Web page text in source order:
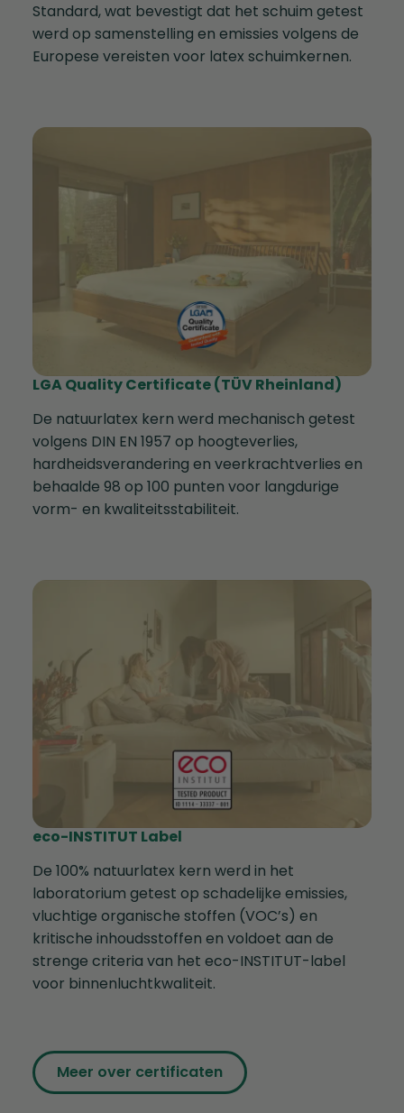
Standard, wat bevestigt dat het schuim getest
werd op samenstelling en emissies volgens de
Europese vereisten voor latex schuimkernen.
LGA Quality Certificate (TÜV Rheinland)
De natuurlatex kern werd mechanisch getest
volgens DIN EN 1957 op hoogteverlies,
hardheidsverandering en veerkrachtverlies en
behaalde 98 op 100 punten voor langdurige
vorm- en kwaliteitsstabiliteit.
eco-INSTITUT Label
De 100% natuurlatex kern werd in het
laboratorium getest op schadelijke emissies,
vluchtige organische stoffen (VOC’s) en
kritische inhoudsstoffen en voldoet aan de
strenge criteria van het eco-INSTITUT-label
voor binnenluchtkwaliteit.
Meer over certificaten